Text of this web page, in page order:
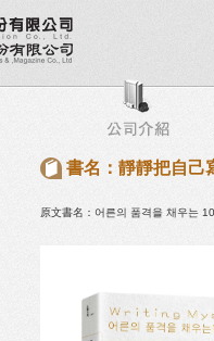
書店專區 目錄下載
書名：靜靜把自己
原文書名：어른의 품격을 채우는